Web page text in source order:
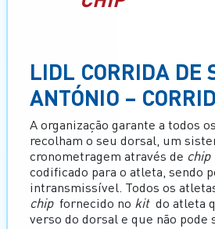
LIDL CORRIDA DE
ANTÓNIO –
A organização garante a todos
recolham o seu dorsal, um
cronometragem através de chip
codificado para o atleta, sendo
intransmissível. Todos os
chip fornecido no kit do atleta
verso do dorsal e que não pode